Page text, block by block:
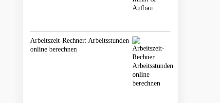
Arbeitszeit-Rechner: Arbeitsstunden
online berechnen